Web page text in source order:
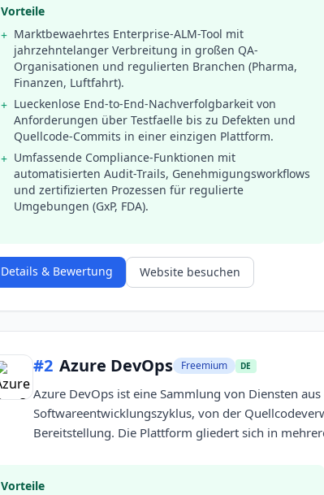
Vorteile
+ Marktbewaehrtes Enterprise-ALM-Tool mit
jahrzehntelanger Verbreitung in großen QA-
Organisationen und regulierten Branchen (Pharma,
Finanzen, Luftfahrt).
+ Lueckenlose End-to-End-Nachverfolgbarkeit von
Anforderungen über Testfaelle bis zu Defekten und
Quellcode-Commits in einer einzigen Plattform.
+ Umfassende Compliance-Funktionen mit
automatisierten Audit-Trails, Genehmigungsworkflows
und zertifizierten Prozessen für regulierte
Umgebungen (GxP, FDA).
Details & Bewertung Website besuchen
#2 Azure DevOps Freemium DE
Azure DevOps ist eine Sammlung von Diensten
Softwareentwicklungszyklus, von der
Bereitstellung. Die Plattform gliedert sich in
Vorteile